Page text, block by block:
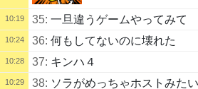
10:19 35: 一旦違うゲームやってみて
10:24 36: 何もしてないのに壊れた
10:28 37: キンハ４
10:29 38: ソラがめっちゃホストみた